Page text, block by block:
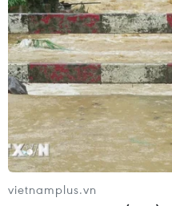
Toàn cảnh
Lan "thắng như chẻ
tuyển Việt Nam
05/08/2026 07:15
Nhận định
Thái Lan: Madam Pang
tiền tỷ, "Voi chiến"
04/08/2026 09:19
vietnamplus.vn